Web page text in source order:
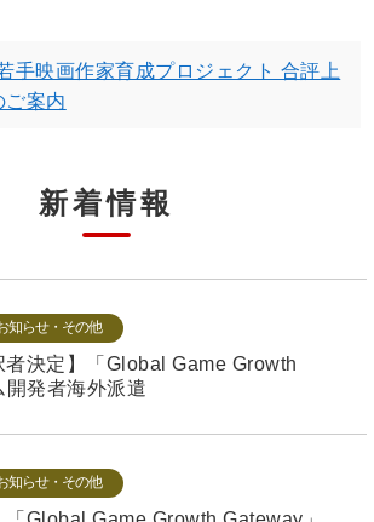
手映画作家育成プロジェクト 合評上
ご案内
新着情報
知らせ・その他
者決定】「Global Game Growth
発者海外派遣
知らせ・その他